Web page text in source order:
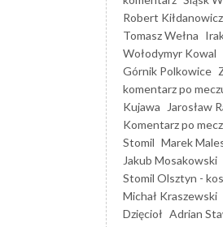
Robert Kiłdanowicz
Tomasz Wełna
Wołodymyr Kowal
Górnik Polkowice
komentarz po
Kujawa
Jarosław
Komentarz po
Stomil Marek
Jakub Mosakowski
Stomil Olsztyn -
Michał Kraszewski
Dzięcioł Adrian